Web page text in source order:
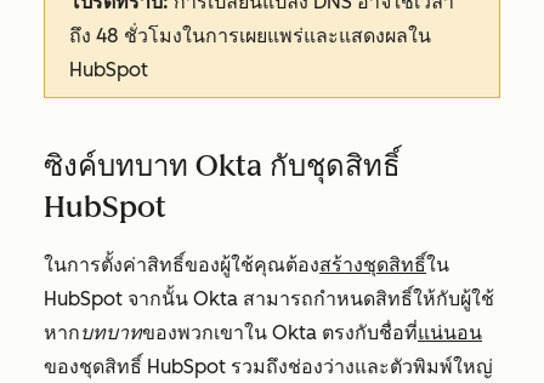
ถึง 48 ชั่วโมงในการเผยแพร่และแสดงผลใน
HubSpot
ซิงค์บทบาท Okta กับชุดสิทธิ์
HubSpot
ในการตั้งค่าสิทธิ์ของผู้ใช้คุณต้องสร้างชุดสิทธิ์ใน
HubSpot จากนั้น Okta สามารถกำหนดสิทธิ์ให้กับผู้ใช้
หากบทบาทของพวกเขาใน Okta ตรงกับชื่อที่แน่นอน
ของชุดสิทธิ์ HubSpot รวมถึงช่องว่างและตัวพิมพ์ใหญ่